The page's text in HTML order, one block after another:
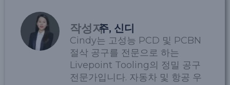
작성자주, 신디
Cindy는 고성능 PCD 및 PCBN
절삭 공구를 전문으로 하는
Livepoint Tooling의 정밀 공구
전문가입니다. 자동차 및 항공 우